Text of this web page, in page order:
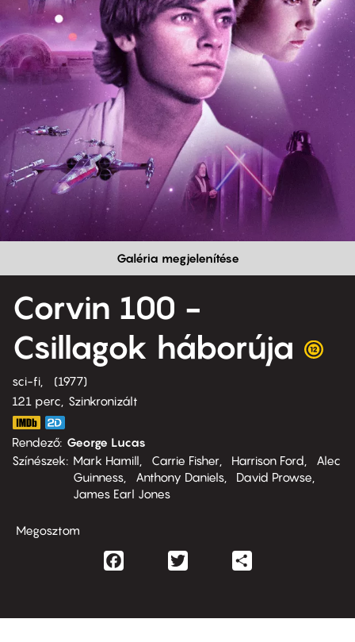
Galéria megjelenítése
Corvin 100 -
Csillagok háborúja
sci-fi
1977
121 perc,
Szinkronizált
Rendező George Lucas
Színészek
Mark Hamill Carrie Fisher Harrison Ford
Alec
Guinness
Anthony Daniels
David Prowse
James Earl Jones
Megosztom
Facebook